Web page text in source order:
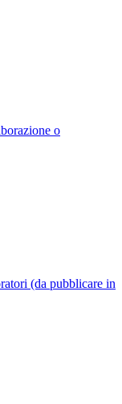
o
(da pubblicare in